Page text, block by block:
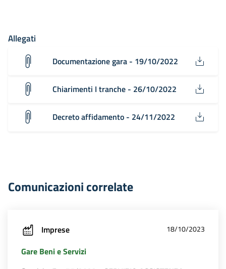
Allegati
Documentazione gara - 19/10/2022
Chiarimenti I tranche - 26/10/2022
Decreto affidamento - 24/11/2022
Comunicazioni correlate
Imprese 18/10/2023
Gare Beni e Servizi